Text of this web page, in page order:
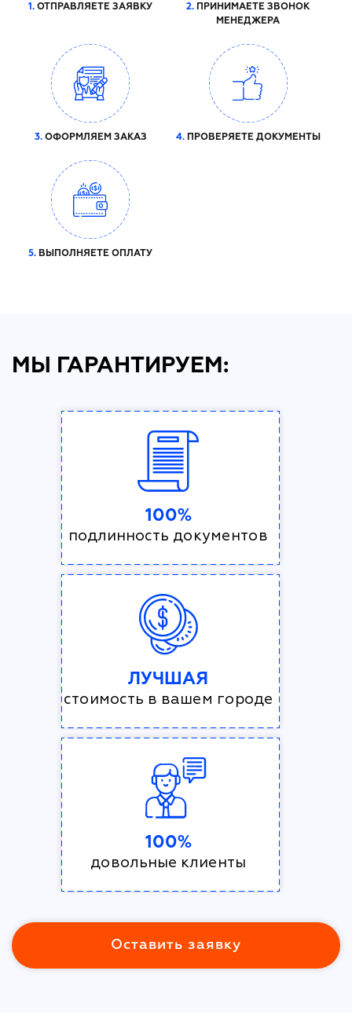
1. ОТПРАВЛЯЕТЕ ЗАЯВКУ 2. ПРИНИМАЕТЕ ЗВОНОК
МЕНЕДЖЕРА
3.ОФОРМЛЯЕМ ЗАКАЗ 4.ПРОВЕРЯЕТЕ ДОКУМЕНТЫ
5. ВЫПОЛНЯЕТЕ ОПЛАТУ
МЫ ГАРАНТИРУЕМ:
100%
подлинность документов
ЛУЧШАЯ
стоимость в вашем городе
100%
довольные клиенты
Оставить заявку